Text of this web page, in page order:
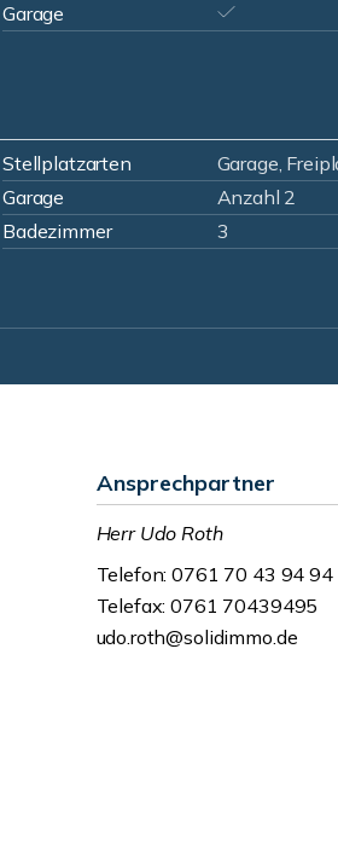
Garage
Stellplatzarten
Garage,
Garage
Anzahl 2
Badezimmer
3
Ansprechpartner
Herr Udo Roth
Telefon: 0761 70 43 94 94
Telefax: 0761 70439495
udo.roth@solidimmo.de